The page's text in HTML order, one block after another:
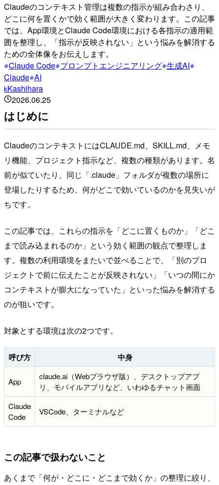
Claudeのコンテキスト管理は複数の指示が組み合わさり、
どこに何を置くかで効く範囲が大きく変わります。この記事
では、App環境とClaude Code環境における各指示の適用範
囲を整理し、「指示が反映されない」という悩みを解消する
ための全体像をお伝えします。
Claude Code プロンプトエンジニアリング 生成AI
Claude AI
kKashihara
2026.06.25
はじめに
ClaudeのコンテキストにはCLAUDE.md、SKILL.md、メモ
リ機能、プロジェクト指示など、複数の種類があります。名
前が似ていたり、同じ「.claude」フォルダが複数の場所に
登場したりするため、何がどこで効いているのかを見失いが
ちです。
この記事では、これらの指示を「どこに置くものか」「どこ
まで読み込まれるのか」という効く範囲の観点で整理しま
す。複数の利用環境をまたいで並べることで、「別のプロ
ジェクトで前に伝えたことが反映されない」「いつの間にか
コンテキストが膨大になっていた」といった悩みを解消する
のが狙いです。
対象とする環境は次の2つです。
呼び方 中身
App
claude.ai（Webブラウザ版）、デスクトップアプ
リ、モバイルアプリなど、いわゆるチャット画面
Claude
Code
VSCode、ターミナルなど
この記事で扱わないこと
あくまで「何が・どこに・どこまで効くか」の整理に絞り、